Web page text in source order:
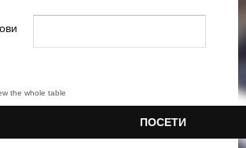
ПОСЕТИ